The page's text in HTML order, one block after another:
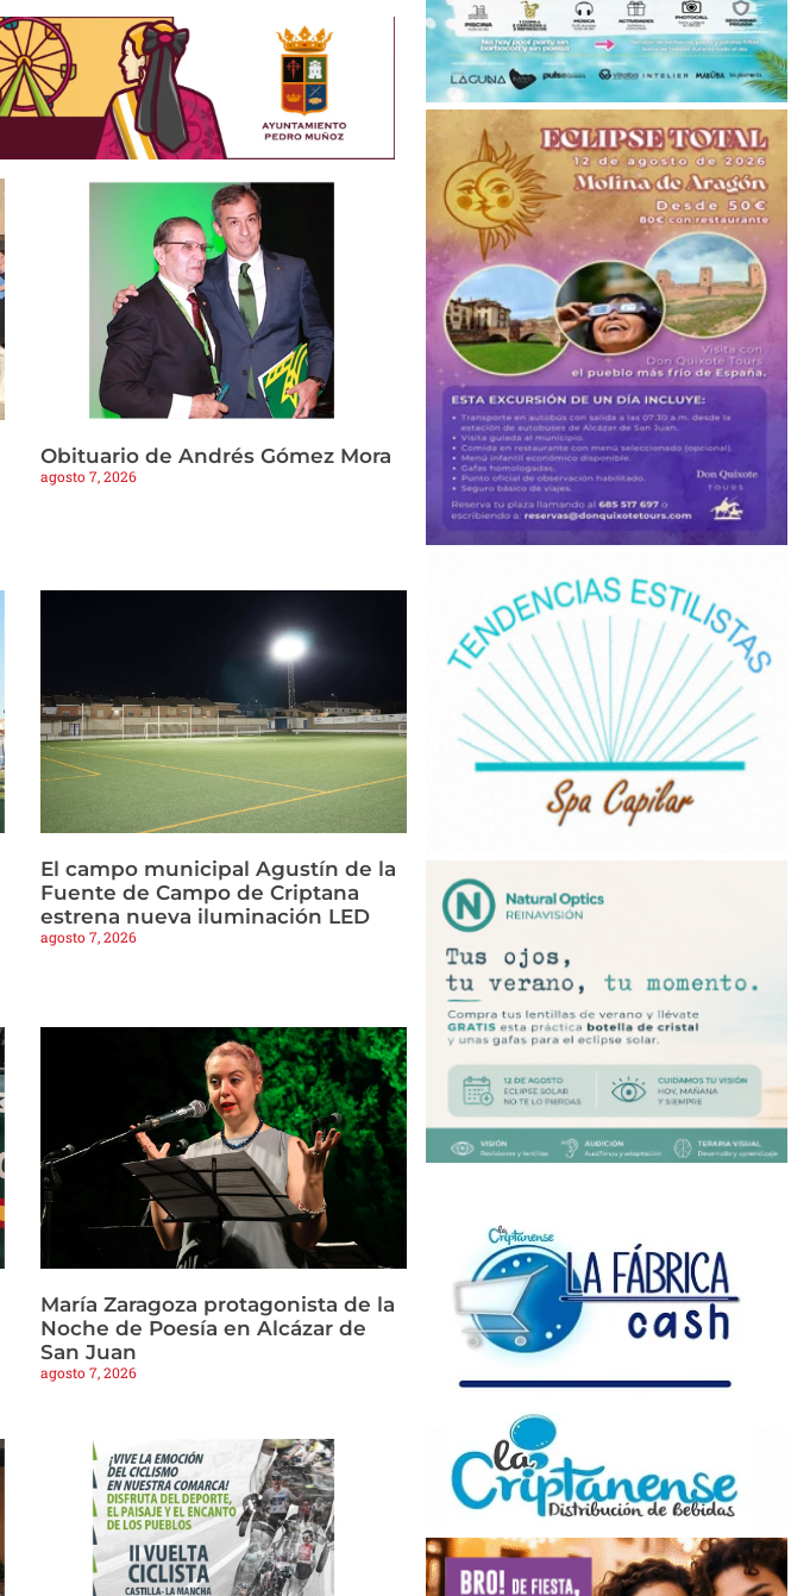
Obituario de Andrés Gómez Mora
agosto 7, 2026
El campo municipal Agustín de la
Fuente de Campo de Criptana
estrena nueva iluminación LED
agosto 7, 2026
María Zaragoza protagonista de la
Noche de Poesía en Alcázar de
San Juan
agosto 7, 2026